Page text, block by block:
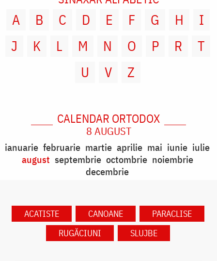
A B C D E F G H
I
J
K L M N O P R
T
U
V Z
CALENDAR ORTODOX
8 AUGUST
ianuarie februarie martie aprilie mai iunie iulie
august septembrie octombrie noiembrie
decembrie
ACATISTE CANOANE
PARACLISE
RUGĂCIUNI
SLUJBE